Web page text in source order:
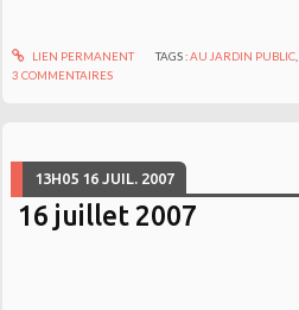
LIEN PERMANENT TAGS :AU JARDIN PUBLIC,
3 COMMENTAIRES
13H05 16 JUIL. 2007
16 juillet 2007